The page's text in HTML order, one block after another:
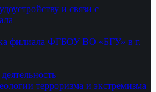
и связи с
филиала ФГБОУ ВО «БГУ» в г.
терроризма и экстремизма